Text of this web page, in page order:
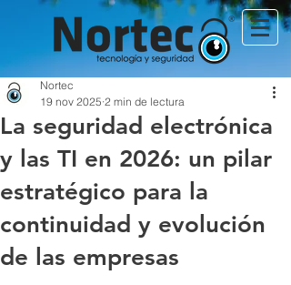
La seguridad electrónica
y las TI en 2026: un pilar
estratégico para la
continuidad y evolución
de las empresas
Nortec
19 nov 2025 2 min de lectura